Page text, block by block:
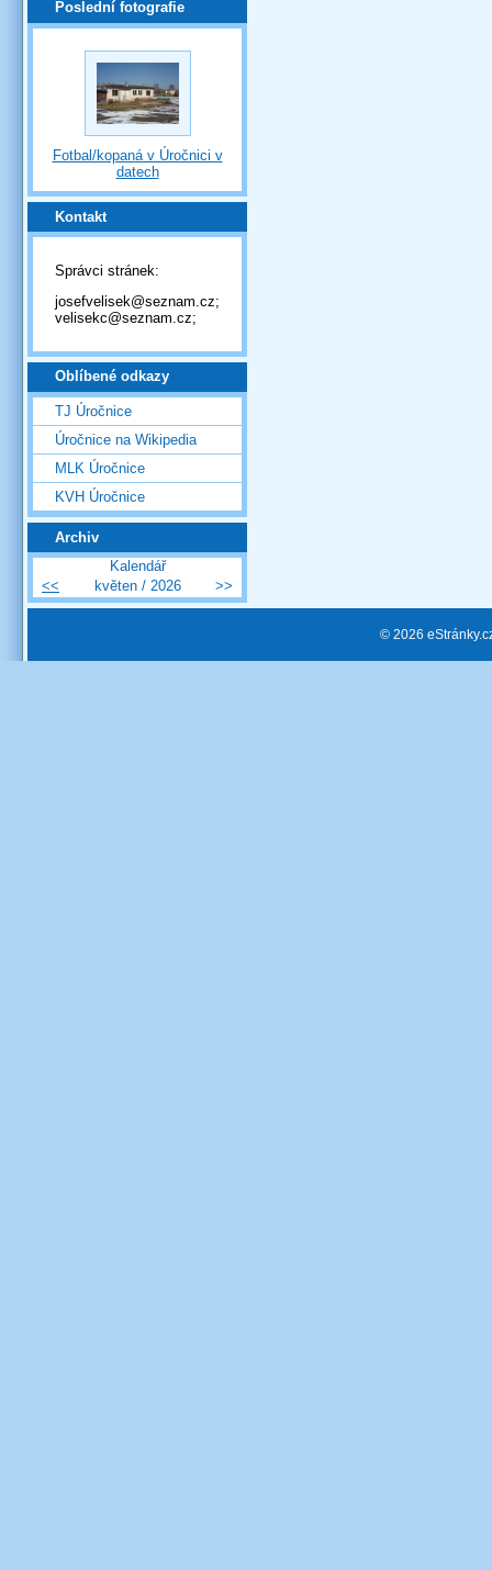
Poslední fotografie
Fotbal/kopaná v Úročnici v
datech
Kontakt
Správci stránek:
josefvelisek@seznam.cz;
velisekc@seznam.cz;
Oblíbené odkazy
TJ Úročnice
Úročnice na Wikipedia
MLK Úročnice
KVH Úročnice
Archiv
Kalendář
<<
květen / 2026 >>
© 2026